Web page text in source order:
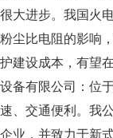
大进步。我国火
尘比电阻的影响
建设成本，有望
有限公司：位于
、交通便利。我
业，并致力于新